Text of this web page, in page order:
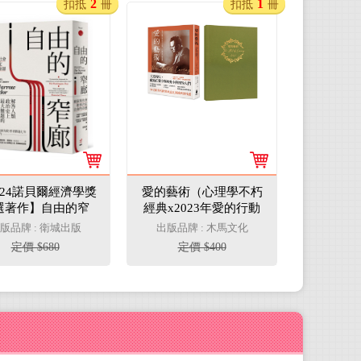
諾貝爾經濟學獎
著作】自由的窄
家與社會如何決
自由的命運
品牌 : 衛城出版
定價 $680
扣抵 2 冊
愛的藝術（心理學不朽
經典x2023年愛的行動
手帳）：心理學大師佛
洛姆談愛的真諦，一本
學習如何去愛的聖經
出版品牌 : 木馬文化
定價 $400
扣抵 1 冊